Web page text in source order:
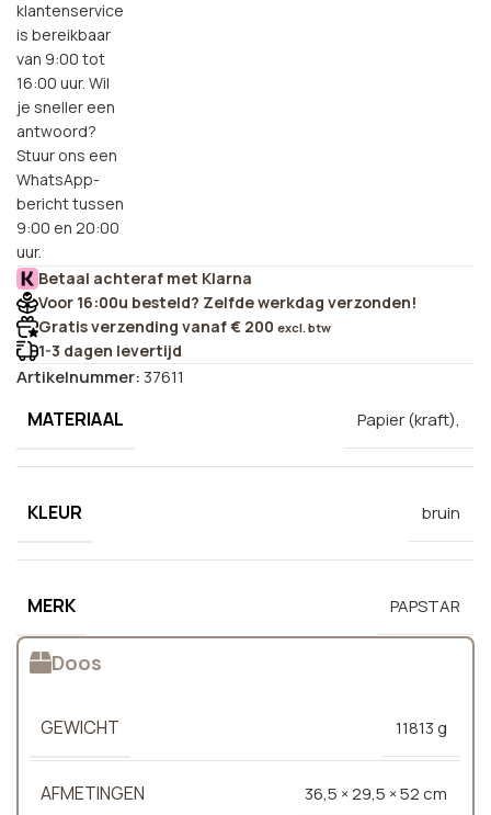
klantenservice
is bereikbaar
van 9:00 tot
16:00 uur. Wil
je sneller een
antwoord?
Stuur ons een
WhatsApp-
bericht tussen
9:00 en 20:00
uur.
Betaal achteraf met Klarna
Voor 16:00u besteld? Zelfde werkdag verzonden!
Gratis verzending vanaf € 200 excl. btw
1-3 dagen levertijd
Artikelnummer: 37611
MATERIAAL Papier (kraft),
KLEUR bruin
MERK PAPSTAR
Doos
GEWICHT 11813 g
AFMETINGEN 36,5 × 29,5 × 52 cm